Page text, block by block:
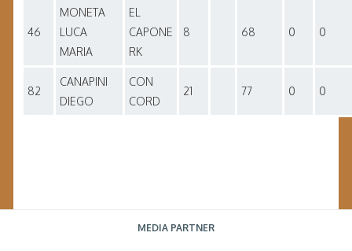
46
MONETA
LUCA
MARIA
EL
CAPONE
RK
8 68 0 0
82
CANAPINI
DIEGO
CON
CORD
21 77 0 0
MEDIA PARTNER